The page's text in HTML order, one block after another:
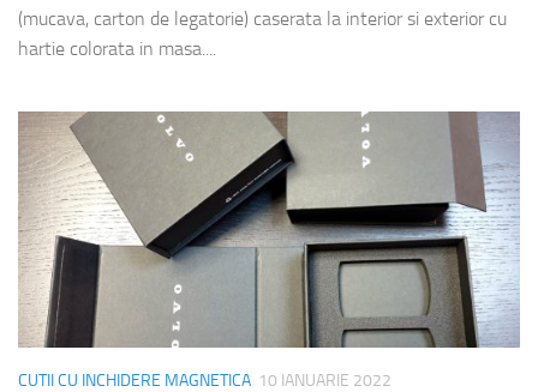
(mucava, carton de legatorie) caserata la interior si exterior cu
hartie colorata in masa....
CUTII CU INCHIDERE MAGNETICA 10 IANUARIE 2022